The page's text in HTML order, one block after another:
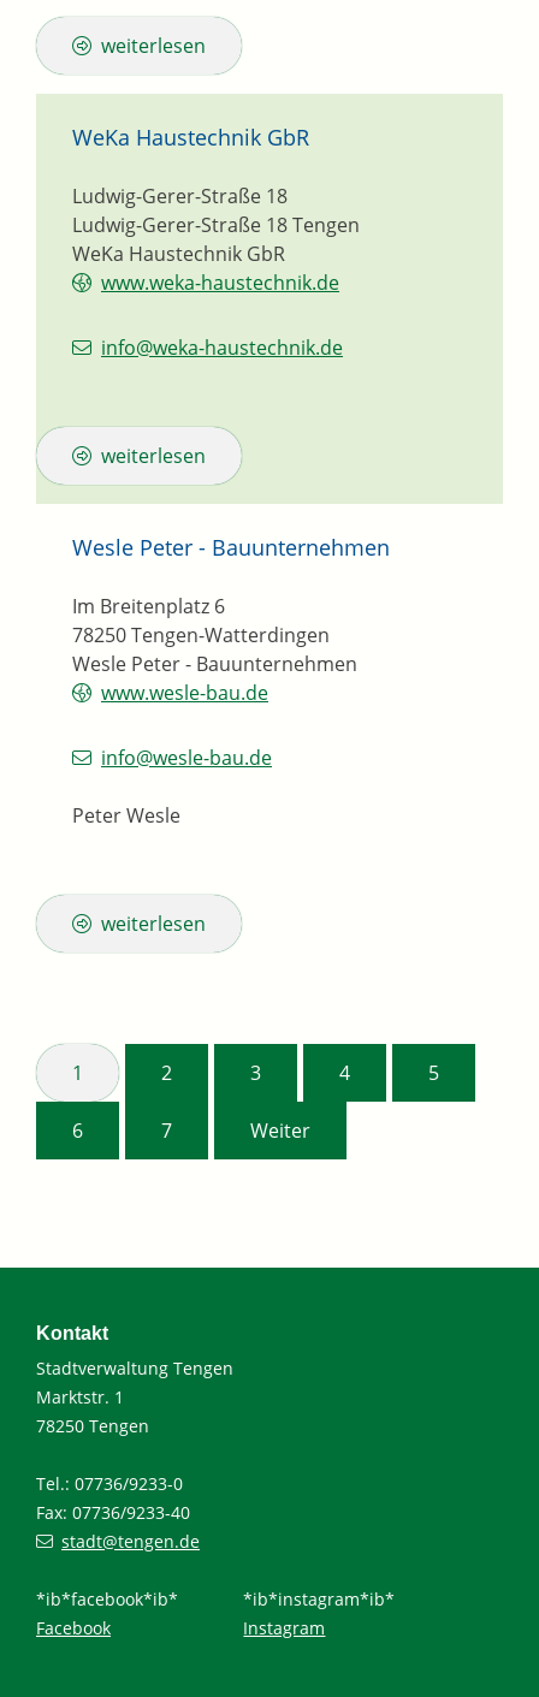
weiterlesen
WeKa Haustechnik GbR
WeKa Haustechnik GbR
Ludwig-Gerer-Straße 18
Ludwig-Gerer-Straße 18Tengen
www.weka-haustechnik.de
info@weka-haustechnik.de
weiterlesen
Wesle Peter - Bauunternehmen
Wesle Peter - Bauunternehmen
Im Breitenplatz 6
78250Tengen-Watterdingen
www.wesle-bau.de
info@wesle-bau.de
Peter Wesle
weiterlesen
1 2 3 4 5
6 7 Weiter
Kontakt
Stadtverwaltung Tengen
Marktstr. 1
78250 Tengen
Tel.: 07736/9233-0
Fax: 07736/9233-40
stadt@tengen.de
*ib*facebook*ib*
Facebook
*ib*instagram*ib*
Instagram